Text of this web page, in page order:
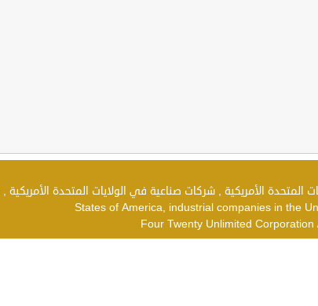
States of America, industrial companies in the
Four Twenty Unlimited Corporation